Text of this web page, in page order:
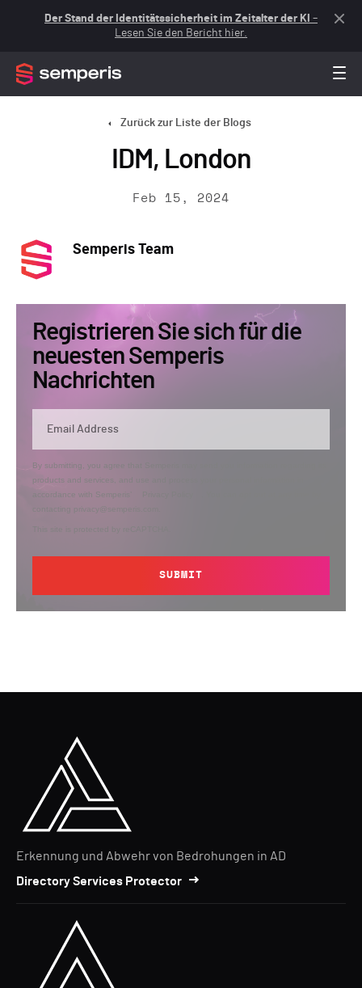
Der Stand der Identitätssicherheit im Zeitalter der KI –
Lesen Sie den Bericht hier.
Zurück zur Liste der Blogs
IDM, London
Feb 15, 2024
Semperis Team
Registrieren Sie sich für die
neuesten Semperis
Nachrichten
By submitting, you agree that Semperis may send you information regarding its
products and services, and use and process your personal information in
accordance with Semperis’
contacting privacy@semperis.com.
SUBMIT
Erkennung und Abwehr von Bedrohungen in AD
Directory Services Protector